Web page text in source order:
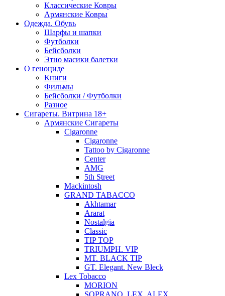
Классические Ковры
Армянские Ковры
Одежда. Обувь
Шарфы и шапки
Футболки
Бейсболки
Этно масики балетки
О геноциде
Книги
Фильмы
Бейсболки / Футболки
Разное
Сигареты. Витрина 18+
Армянские Сигареты
Cigaronne
Cigaronne
Tattoo by Cigaronne
Center
AMG
5th Street
Mackintosh
GRAND TABACCO
Akhtamar
Ararat
Nostalgia
Classic
TIP TOP
TRIUMPH. VIP
MT. BLACK TIP
GT. Elegant. New Bleck
Lex Tobacco
MORION
SOPRANO, LEX, ALEX